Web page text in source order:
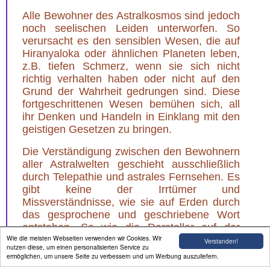
Verstanden!
Wie die meisten Webseiten verwenden wir Cookies. Wir
nutzen diese, um einen personalisierten Service zu
ermöglichen, um unsere Seite zu verbessern und um Werbung auszuliefern.
Alle Bewohner des Astralkosmos sind jedoch
noch seelischen Leiden unterworfen. So
verursacht es den sensiblen Wesen, die auf
Hiranyaloka oder ähnlichen Planeten leben,
z.B. tiefen Schmerz, wenn sie sich nicht
richtig verhalten haben oder nicht auf den
Grund der Wahrheit gedrungen sind. Diese
fortgeschrittenen Wesen bemühen sich, all
ihr Denken und Handeln in Einklang mit den
geistigen Gesetzen zu bringen.
Die Verständigung zwischen den Bewohnern
aller Astralwelten geschieht ausschließlich
durch Telepathie und astrales Fernsehen. Es
gibt keine der Irrtümer und
Missverständnisse, wie sie auf Erden durch
das gesprochene und geschriebene Wort
entstehen. So wie die Darsteller auf der
Filmleinwand nur aus Licht und Schatten
bestehen und sich bewegen und